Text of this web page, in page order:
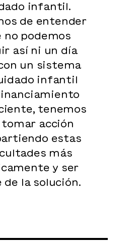
infantil.
de entender
no podemos
así ni un día
un sistema
infantil
tenemos
tomar acción
estas
más
y ser
de la solución.